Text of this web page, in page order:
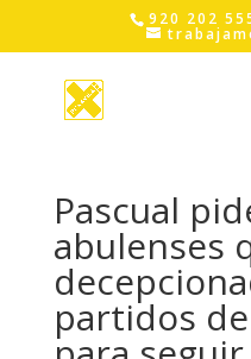
content
920 202
Pascual
abulenses
partidos